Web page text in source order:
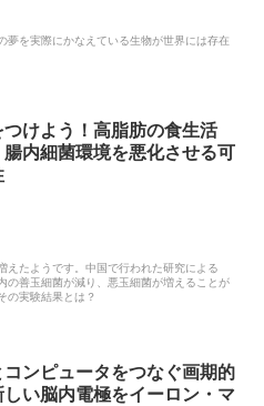
夢を実際にかなえている生物が世界には存在
つけよう！高脂肪の食生活
腸内細菌環境を悪化させる可
えたようです。中国で行われた研究による
の善玉細菌が減り、悪玉細菌が増えることが
の実験結果とは？
コンピュータをつなぐ画期的
しい脳内電極をイーロン・マ